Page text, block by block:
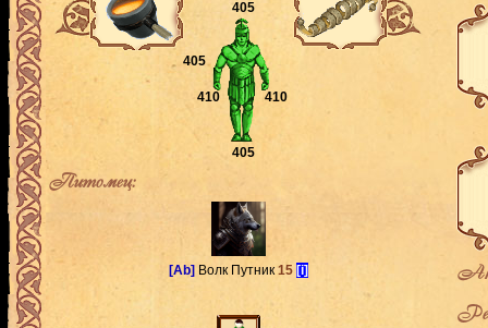
405
405
405
410 410
Питомец:
[Ab] Волк Путник15 [i]